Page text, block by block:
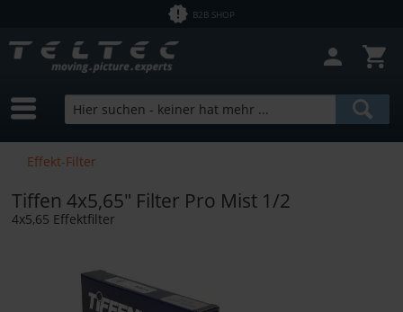
B2B SHOP
Effekt-Filter
Tiffen 4x5,65" Filter Pro Mist 1/2
4x5,65 Effektfilter